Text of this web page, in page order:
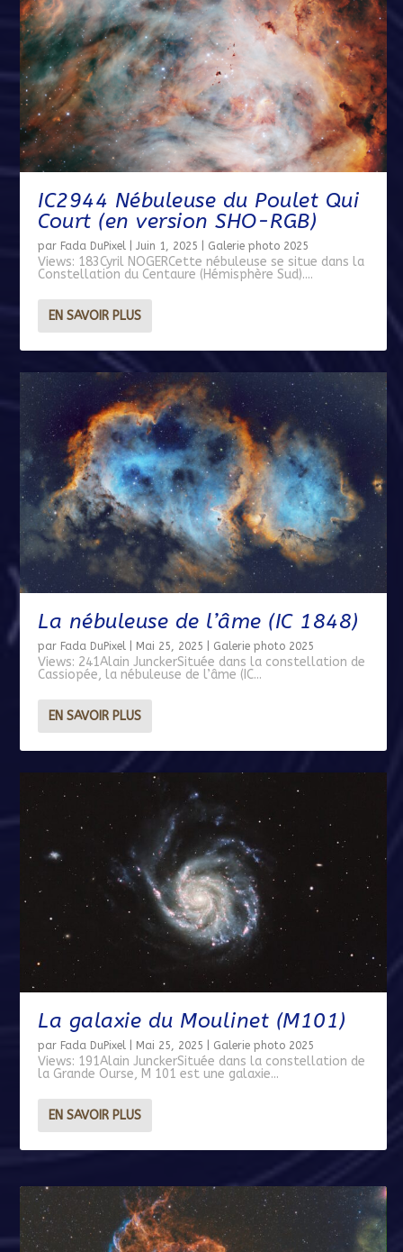
IC2944 Nébuleuse du Poulet Qui
Court (en version SHO-RGB)
par Fada DuPixel |Juin 1, 2025 Galerie photo 2025
Views: 183Cyril NOGERCette nébuleuse se situe dans la
Constellation du Centaure (Hémisphère Sud)....
EN SAVOIR PLUS
La nébuleuse de l’âme (IC 1848)
par Fada DuPixel Mai 25, 2025 Galerie photo 2025
Views: 241Alain JunckerSituée dans la constellation de
Cassiopée, la nébuleuse de l’âme (IC...
EN SAVOIR PLUS
La galaxie du Moulinet (M101)
par Fada DuPixel Mai 25, 2025 Galerie photo 2025
Views: 191Alain JunckerSituée dans la constellation de
la Grande Ourse, M 101 est une galaxie...
EN SAVOIR PLUS